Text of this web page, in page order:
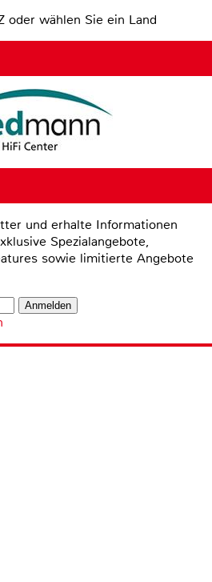
oder wählen Sie ein Land
und erhalte Informationen
Spezialangebote,
sowie limitierte Angebote